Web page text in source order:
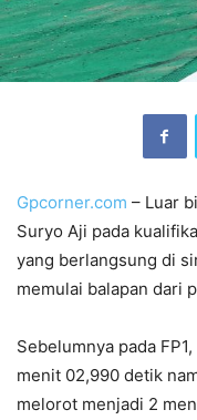
Gpcorner.com – Luar
Suryo Aji pada
yang berlangsung di
memulai balapan dari
Sebelumnya pada
menit 02,990 detik
melorot menjadi 2